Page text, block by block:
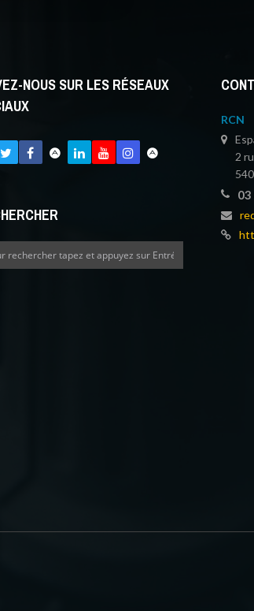
NOUS SUR LES RÉSEAUX
RCN
2
03